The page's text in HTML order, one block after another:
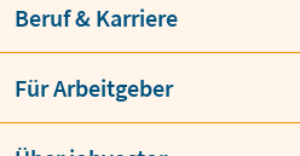
Beruf & Karriere
Für Arbeitgeber